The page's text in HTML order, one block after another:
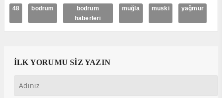
48 bodrum
bodrum
haberleri
muğla muski yağmur
İLK YORUMU SİZ YAZIN